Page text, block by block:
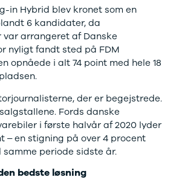
serie
serie
serie
serie
serie
in Hybrid blev kronet som en
6 kandidater, da
var arrangeret af Danske
nyligt fandt sted på FDM
opnåede i alt 74 point med hele 18
der er begejstrede.
Fords danske
i første halvår af 2020 lyder
– en stigning på over 4 procent
periode sidste år.
bedste løsning